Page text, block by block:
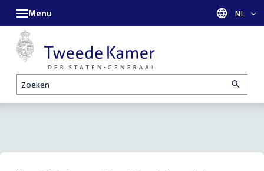
Zoeken
Menu Taal
NL